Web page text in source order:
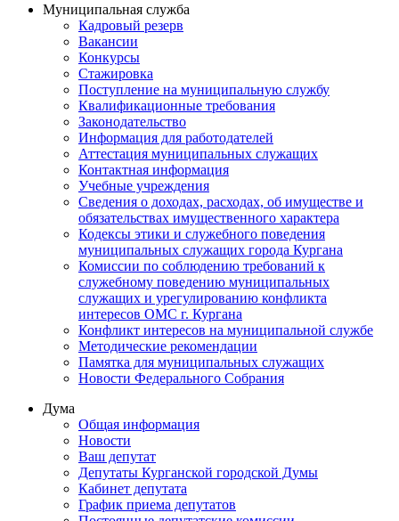
Муниципальная служба
Кадровый резерв
Вакансии
Конкурсы
Стажировка
Поступление на муниципальную службу
Квалификационные требования
Законодательство
Информация для работодателей
Аттестация муниципальных служащих
Контактная информация
Учебные учреждения
Сведения о доходах, расходах, об имуществе и
обязательствах имущественного характера
Кодексы этики и служебного поведения
муниципальных служащих города Кургана
Комиссии по соблюдению требований к
служебному поведению муниципальных
служащих и урегулированию конфликта
интересов ОМС г. Кургана
Конфликт интересов на муниципальной службе
Методические рекомендации
Памятка для муниципальных служащих
Новости Федерального Cобрания
Дума
Общая информация
Новости
Ваш депутат
Депутаты Курганской городской Думы
Кабинет депутата
График приема депутатов